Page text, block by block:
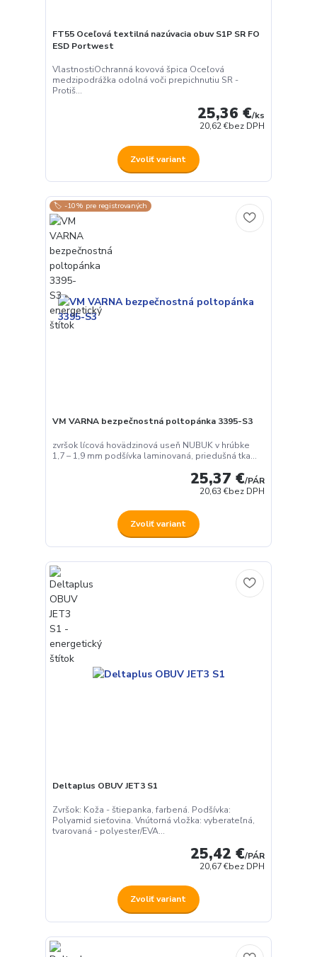
FT55 Oceľová textilná nazúvacia obuv S1P SR FO
ESD Portwest
VlastnostiOchranná kovová špica Oceľová
medzipodrážka odolná voči prepichnutiu SR -
Protiš...
25,36 €/ks
20,62 €bez DPH
Zvoliť variant
🏷️ -10% pre registrovaných
VM VARNA bezpečnostná poltopánka 3395-S3
zvršok lícová hovädzinová useň NUBUK v hrúbke
1,7 – 1,9 mm podšívka laminovaná, priedušná tka...
25,37 €/PÁR
20,63 €bez DPH
Zvoliť variant
Deltaplus OBUV JET3 S1
Zvršok: Koža - štiepanka, farbená. Podšívka:
Polyamid sieťovina. Vnútorná vložka: vyberateľná,
tvarovaná - polyester/EVA...
25,42 €/PÁR
20,67 €bez DPH
Zvoliť variant